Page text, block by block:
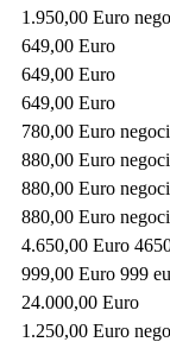
1.950,00 Euro
649,00 Euro
649,00 Euro
649,00 Euro
780,00 Euro
880,00 Euro
880,00 Euro
880,00 Euro
4.650,00 Euro
999,00 Euro 999
24.000,00 Euro
1.250,00 Euro